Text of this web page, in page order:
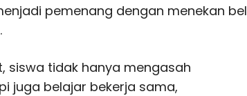
pemenang dengan menekan bel
siswa tidak hanya mengasah
juga belajar bekerja sama,